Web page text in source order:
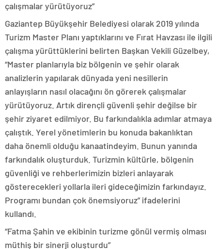
çalışmalar yürütüyoruz”
Gaziantep Büyükşehir Belediyesi olarak 2019 yılında
Turizm Master Planı yaptıklarını ve Fırat Havzası ile ilgili
çalışma yürüttüklerini belirten Başkan Vekili Güzelbey,
“Master planlarıyla biz bölgenin ve şehir olarak
analizlerin yapılarak dünyada yeni nesillerin
anlayışların nasıl olacağını ön görerek çalışmalar
yürütüyoruz. Artık dirençli güvenli şehir değilse bir
şehir ziyaret edilmiyor. Bu farkındalıkla adımlar atmaya
çalıştık. Yerel yönetimlerin bu konuda bakanlıktan
daha önemli olduğu kanaatindeyim. Bunun yanında
farkındalık oluşturduk. Turizmin kültürle, bölgenin
güvenliği ve rehberlerimizin bizleri anlayarak
gösterecekleri yollarla ileri gideceğimizin farkındayız.
Programı bundan çok önemsiyoruz” ifadelerini
kullandı.
“Fatma Şahin ve ekibinin turizme gönül vermiş olması
müthiş bir sinerji oluşturdu”